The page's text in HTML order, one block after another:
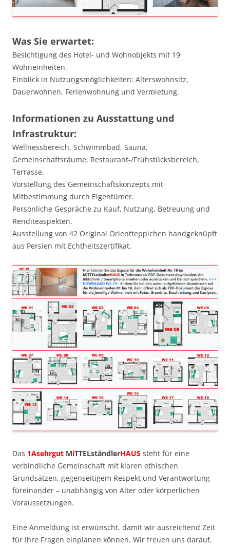
Was Sie erwartet:
Besichtigung des Hotel- und Wohnobjekts mit 19
Wohneinheiten.
Einblick in Nutzungsmöglichkeiten: Alterswohnsitz,
Dauerwohnen, Ferienwohnung und Vermietung.
Informationen zu Ausstattung und
Infrastruktur:
Wellnessbereich, Schwimmbad, Sauna,
Gemeinschaftsräume, Restaurant-/Frühstücksbereich,
Terrasse.
Vorstellung des Gemeinschaftskonzepts mit
Mitbestimmung durch Eigentümer.
Persönliche Gespräche zu Kauf, Nutzung, Betreuung und
Renditeaspekten.
Ausstellung von 42 Original Orientteppichen handgeknüpft
aus Persien mit Echtheitszertifikat.
Das 1Asehrgut MiTTELständlerHAUS steht für eine
verbindliche Gemeinschaft mit klaren ethischen
Grundsätzen, gegenseitigem Respekt und Verantwortung
füreinander – unabhängig von Alter oder körperlichen
Voraussetzungen.
Eine Anmeldung ist erwünscht, damit wir ausreichend Zeit
für Ihre Fragen einplanen können. Wir freuen uns darauf,